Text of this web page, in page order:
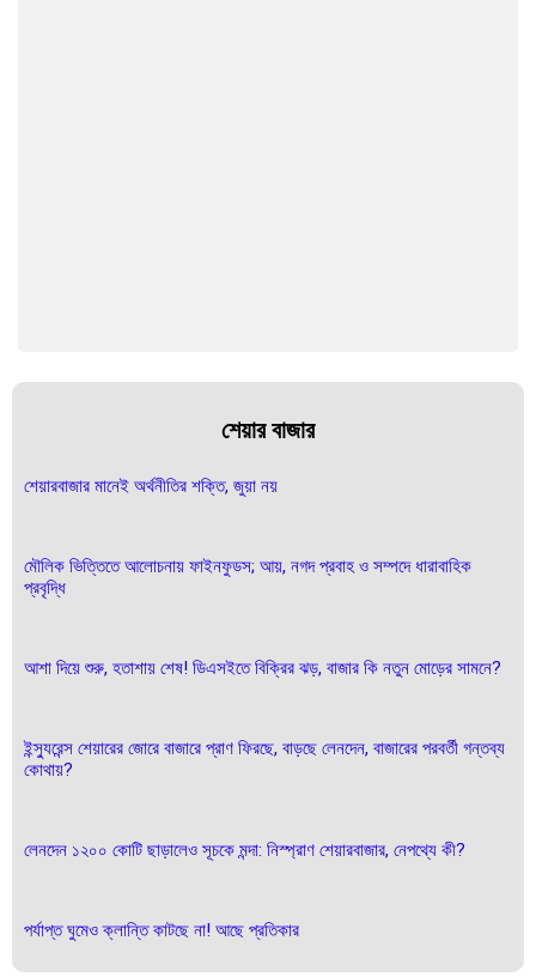
শেয়ার বাজার
শেয়ারবাজার মানেই অর্থনীতির শক্তি, জুয়া নয়
মৌলিক ভিত্তিতে আলোচনায় ফাইনফুডস; আয়, নগদ প্রবাহ ও সম্পদে ধারাবাহিক
প্রবৃদ্ধি
আশা দিয়ে শুরু, হতাশায় শেষ! ডিএসইতে বিক্রির ঝড়, বাজার কি নতুন মোড়ের সামনে?
ইন্স্যুরেন্স শেয়ারের জোরে বাজারে প্রাণ ফিরছে, বাড়ছে লেনদেন, বাজারের পরবর্তী গন্তব্য
কোথায়?
লেনদেন ১২০০ কোটি ছাড়ালেও সূচকে মন্দা: নিস্প্রাণ শেয়ারবাজার, নেপথ্যে কী?
পর্যাপ্ত ঘুমেও ক্লান্তি কাটছে না! আছে প্রতিকার